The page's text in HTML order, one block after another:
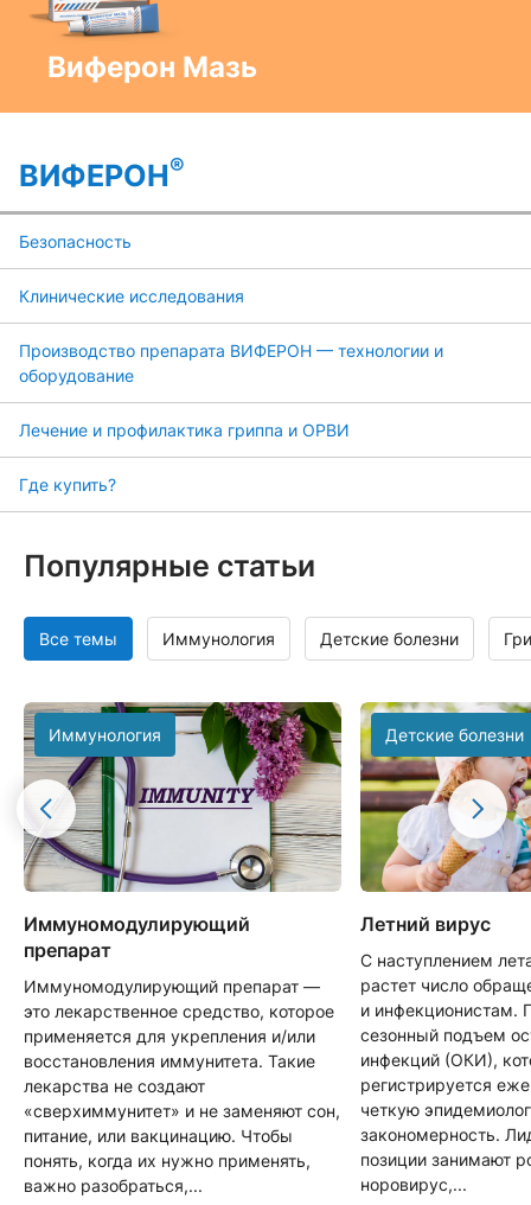
Виферон Мазь
ВИФЕРОН®
Безопасность
Клинические исследования
Производство препарата ВИФЕРОН — технологии и
оборудование
Лечение и профилактика гриппа и ОРВИ
Где купить?
Популярные статьи
Все темы Иммунология Детские болезни
Иммунология
Иммуномодулирующий
препарат
Иммуномодулирующий препарат —
это лекарственное средство, которое
применяется для укрепления и/или
восстановления иммунитета. Такие
лекарства не создают
«сверхиммунитет» и не заменяют сон,
питание, или вакцинацию. Чтобы
понять, когда их нужно применять,
важно разобраться,...
Детские болезни
Летний вирус
С наступлением
растет число
и инфекционистам.
сезонный подъем
инфекций (ОКИ),
регистрируется
четкую
закономерность.
позиции занимают
норовирус,...